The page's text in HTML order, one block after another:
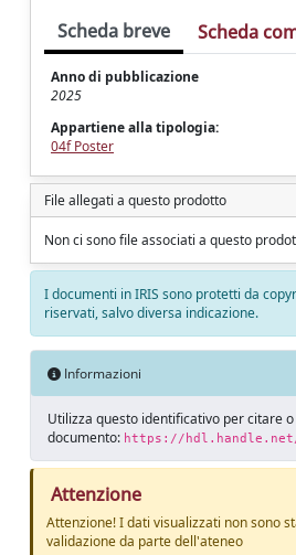
Scheda breve Scheda
Anno di pubblicazione
2025
Appartiene alla tipologia:
04f Poster
File allegati a questo prodotto
Non ci sono file associati a questo
I documenti in IRIS sono protetti da
riservati, salvo diversa indicazione.
Informazioni
Utilizza questo identificativo per citare
documento: https://hdl.handle.net/
Attenzione
Attenzione! I dati visualizzati non sono
validazione da parte dell'ateneo